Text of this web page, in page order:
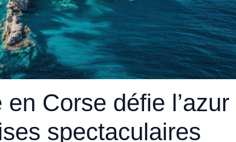
Corse défie l’azur
spectaculaires